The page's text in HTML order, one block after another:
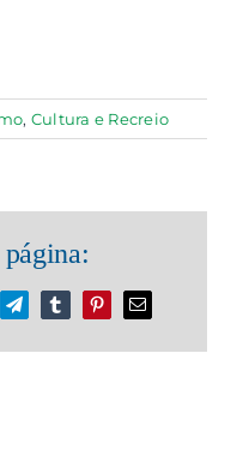
, Cultura e Recreio
TelegramTumblrPinterestEmail